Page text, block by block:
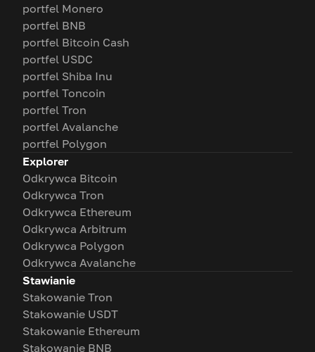
portfel Monero
portfel BNB
portfel Bitcoin Cash
portfel USDC
portfel Shiba Inu
portfel Toncoin
portfel Tron
portfel Avalanche
portfel Polygon
Explorer
Odkrywca Bitcoin
Odkrywca Tron
Odkrywca Ethereum
Odkrywca Arbitrum
Odkrywca Polygon
Odkrywca Avalanche
Stawianie
Stakowanie Tron
Stakowanie USDT
Stakowanie Ethereum
Stakowanie BNB